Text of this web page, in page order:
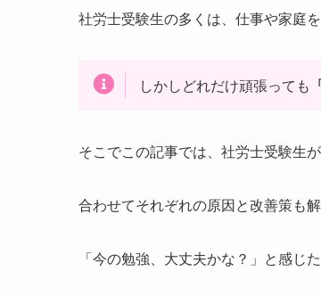
社労士受験生の多くは、仕事や家庭
しかしどれだけ頑張っても
そこでこの記事では、社労士受験生
合わせてそれぞれの原因と改善策も解
「今の勉強、大丈夫かな？」と感じ